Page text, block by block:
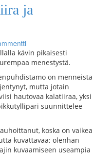
ja
kävin pikaisesti
menestystä.
on menneistä
mutta jotain
hautovaa kalatiiraa, yksi
suunnittelee
koska on vaikea
kuvattavaa; olenhan
kuvaamiseen useampia